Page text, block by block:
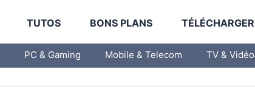
TUTOS BONS PLANS TÉLÉCHARGER
PC & Gaming Mobile & Telecom TV & Vidéo